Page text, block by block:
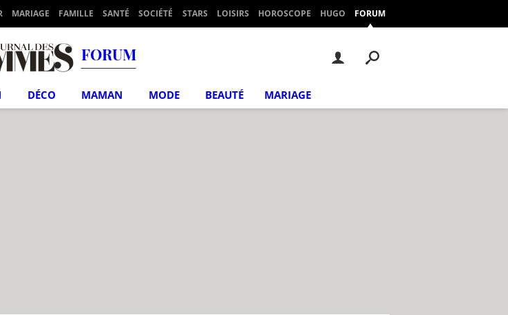
MARIAGE FAMILLE SANTÉ SOCIÉTÉ STARS LOISIRS HOROSCOPE HUGO FORUM
FORUM
DÉCO MAMAN MODE BEAUTÉ MARIAGE